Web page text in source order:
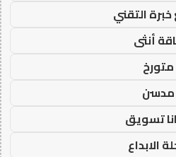
التقني
أنثى
متورخ
مدسن
تسويق
الابداع